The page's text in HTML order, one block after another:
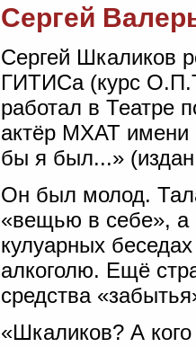
Сергей
Сергей Шкаликов
ГИТИСа (курс
работал в Театре
актёр МХАТ имени
бы я был...» (издан
Он был молод.
«вещью в себе», а
кулуарных
алкоголю. Ещё
средства
«Шкаликов? А